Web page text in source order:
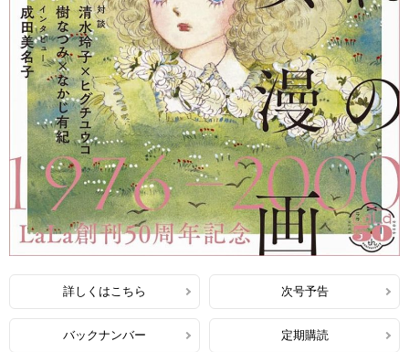
詳しくはこちら 次号予告
バックナンバー 定期購読